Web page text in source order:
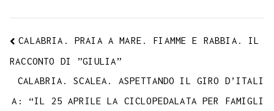
CALABRIA. PRAIA A MARE. FIAMME E RABBIA. IL
RACCONTO DI ”GIULIA”
CALABRIA. SCALEA. ASPETTANDO IL GIRO D’ITALI
A: “IL 25 APRILE LA CICLOPEDALATA PER FAMIGLI